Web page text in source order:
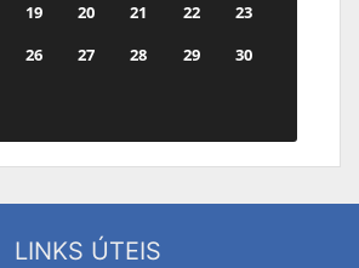
19 20 21 22
23
26 27 28 29
30
LINKS ÚTEIS